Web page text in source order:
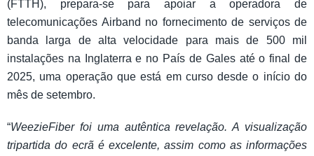
(FTTH), prepara-se para apoiar a operadora de
telecomunicações Airband no fornecimento de serviços de
banda larga de alta velocidade para mais de 500 mil
instalações na Inglaterra e no País de Gales até o final de
2025, uma operação que está em curso desde o início do
mês de setembro.
“WeezieFiber foi uma autêntica revelação. A visualização
tripartida do ecrã é excelente, assim como as informações